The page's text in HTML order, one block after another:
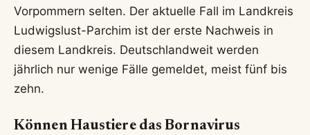
Vorpommern selten. Der aktuelle Fall im Landkreis
Ludwigslust-Parchim ist der erste Nachweis in
diesem Landkreis. Deutschlandweit werden
jährlich nur wenige Fälle gemeldet, meist fünf bis
zehn.
Können Haustiere das Bornavirus